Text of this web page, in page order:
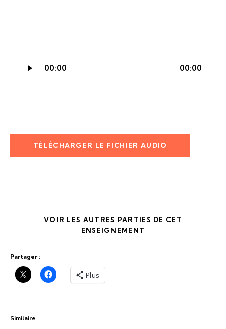
audio
00:00 00:00
TÉLÉCHARGER LE FICHIER AUDIO
VOIR LES AUTRES PARTIES DE CET
ENSEIGNEMENT
Partager :
Plus
Similaire